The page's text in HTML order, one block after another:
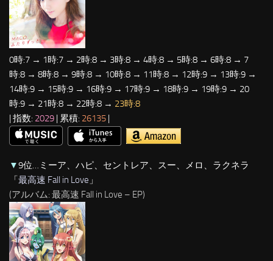
0時:7 → 1時:7 → 2時:8 → 3時:8 → 4時:8 → 5時:8 → 6時:8 → 7
時:8 → 8時:8 → 9時:8 → 10時:8 → 11時:8 → 12時:9 → 13時:9 →
14時:9 → 15時:9 → 16時:9 → 17時:9 → 18時:9 → 19時:9 → 20
時:9 → 21時:8 → 22時:8 → 23時:8
| 指数: 2029 | 累積: 26135
▼9位…ミーア、ハピ、セントレア、スー、メロ、ラクネラ
「最高速 Fall in Love 」
(アルバム: 最高速 Fall in Love – EP)